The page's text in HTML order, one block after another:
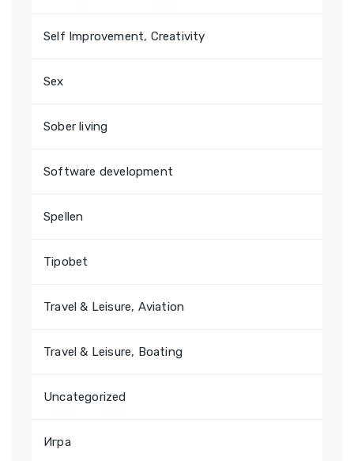
Self Improvement, Creativity
Sex
Sober living
Software development
Spellen
Tipobet
Travel & Leisure, Aviation
Travel & Leisure, Boating
Uncategorized
Игра